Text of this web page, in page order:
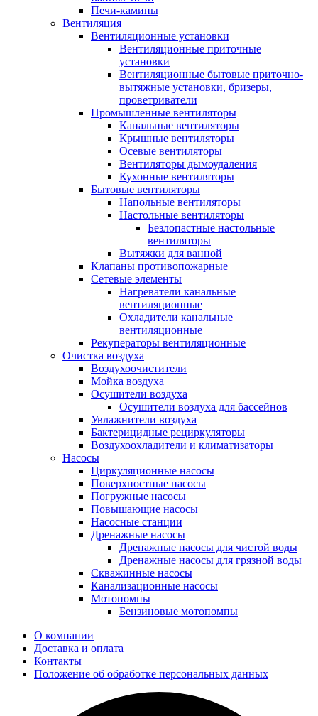
Печи-камины
Вентиляция
Вентиляционные установки
Вентиляционные приточные
установки
Вентиляционные бытовые приточно-
вытяжные установки, бризеры,
проветриватели
Промышленные вентиляторы
Канальные вентиляторы
Крышные вентиляторы
Осевые вентиляторы
Вентиляторы дымоудаления
Кухонные вентиляторы
Бытовые вентиляторы
Напольные вентиляторы
Настольные вентиляторы
Безлопастные настольные
вентиляторы
Вытяжки для ванной
Клапаны противопожарные
Сетевые элементы
Нагреватели канальные
вентиляционные
Охладители канальные
вентиляционные
Рекуператоры вентиляционные
Очистка воздуха
Воздухоочистители
Мойка воздуха
Осушители воздуха
Осушители воздуха для бассейнов
Увлажнители воздуха
Бактерицидные рециркуляторы
Воздухоохладители и климатизаторы
Насосы
Циркуляционные насосы
Поверхностные насосы
Погружные насосы
Повышающие насосы
Насосные станции
Дренажные насосы
Дренажные насосы для чистой воды
Дренажные насосы для грязной воды
Скважинные насосы
Канализационные насосы
Мотопомпы
Бензиновые мотопомпы
О компании
Доставка и оплата
Контакты
Положение об обработке персональных данных